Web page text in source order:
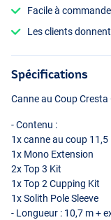
Facile à
Les clients
Spécifications
Canne au Coup
- Contenu :
1x canne au coup 11,5
1x Mono Extension
2x Top 3 Kit
1x Top 2 Cupping Kit
1x Solith Pole Sleeve
- Longueur : 10,7 m +